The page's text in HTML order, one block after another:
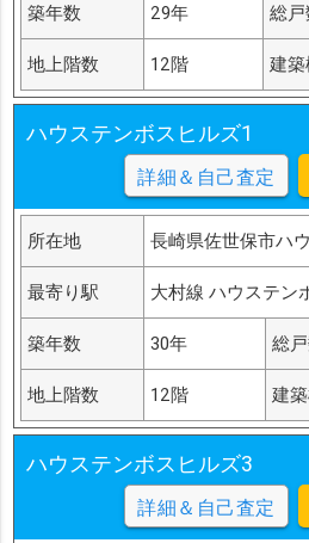
築年数 29年 総戸
地上階数 12階 建
ハウステンボスヒルズ1
詳細＆自己査定
所在地 長崎県佐世保市ハ
最寄り駅 大村線 ハウステン
築年数 30年 総
地上階数 12階 建
ハウステンボスヒルズ3
詳細＆自己査定